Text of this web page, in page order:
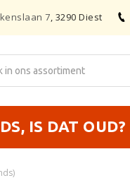
7 , 3290 Diest
IS DAT OUD?